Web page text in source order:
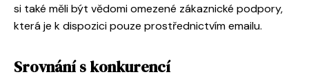
si také měli být vědomi omezené zákaznické podpory,
která je k dispozici pouze prostřednictvím emailu.
Srovnání s konkurencí